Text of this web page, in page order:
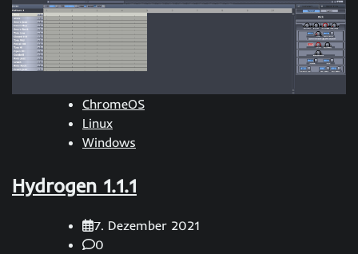
ChromeOS
Linux
Windows
Hydrogen 1.1.1
7. Dezember 2021
0